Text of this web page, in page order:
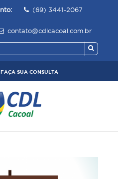
(69) 3441-2067
contato@cdlcacoal.com.br
FAÇA SUA CONSULTA